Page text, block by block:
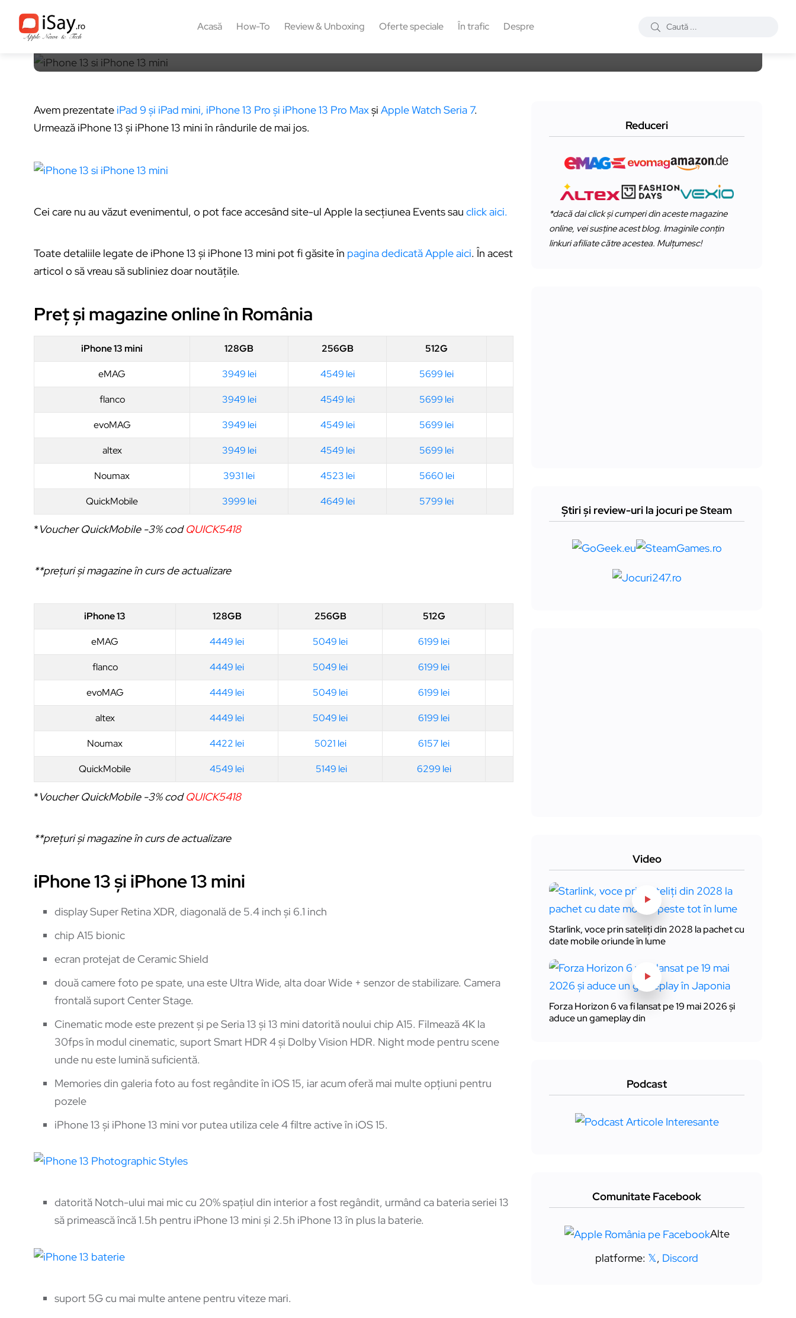
Acasă How-To Review & Unboxing Oferte speciale În trafic Despre
Avem prezentate iPad 9 și iPad mini, iPhone 13 Pro și iPhone 13 Pro Maxși Apple Watch Seria 7.
Urmează iPhone 13 și iPhone 13 mini în rândurile de mai jos.
Cei care nu au văzut evenimentul, o pot face accesând site-ul Apple la secțiunea Events sau click aici.
Toate detaliile legate de iPhone 13 și iPhone 13 mini pot fi găsite în pagina dedicată Apple aici. În acest
articol o să vreau să subliniez doar noutățile.
Preț și magazine online în România
iPhone 13 mini 128GB 256GB 512G
eMAG 3949 lei 4549 lei 5699 lei
flanco 3949 lei 4549 lei 5699 lei
evoMAG 3949 lei 4549 lei 5699 lei
altex 3949 lei 4549 lei 5699 lei
Noumax 3931 lei 4523 lei 5660 lei
QuickMobile 3999 lei 4649 lei 5799 lei
*Voucher QuickMobile -3% codQUICK5418
**prețuri și magazine în curs de actualizare
iPhone 13 128GB 256GB 512G
eMAG 4449 lei 5049 lei 6199 lei
flanco 4449 lei 5049 lei 6199 lei
evoMAG 4449 lei 5049 lei 6199 lei
altex 4449 lei 5049 lei 6199 lei
Noumax 4422 lei 5021 lei 6157 lei
QuickMobile 4549 lei 5149 lei 6299 lei
*Voucher QuickMobile -3% codQUICK5418
**prețuri și magazine în curs de actualizare
iPhone 13 și iPhone 13 mini
display Super Retina XDR, diagonală de 5.4 inch și 6.1 inch
chip A15 bionic
ecran protejat de Ceramic Shield
două camere foto pe spate, una este Ultra Wide, alta doar Wide + senzor de stabilizare. Camera
frontală suport Center Stage.
Cinematic mode este prezent și pe Seria 13 și 13 mini datorită noului chip A15. Filmează 4K la
30fps în modul cinematic, suport Smart HDR 4 și Dolby Vision HDR. Night mode pentru scene
unde nu este lumină suficientă.
Memories din galeria foto au fost regândite în iOS 15, iar acum oferă mai multe opțiuni pentru
pozele
iPhone 13 și iPhone 13 mini vor putea utiliza cele 4 filtre active în iOS 15.
datorită Notch-ului mai mic cu 20% spațiul din interior a fost regândit, urmând ca bateria seriei 13
să primească încă 1.5h pentru iPhone 13 mini și 2.5h iPhone 13 în plus la baterie.
suport 5G cu mai multe antene pentru viteze mari.
Reduceri
*dacă dai click și cumperi din aceste magazine
online, vei susține acest blog. Imaginile conțin
linkuri afiliate către acestea. Mulțumesc!
Știri și review-uri la jocuri pe Steam
Video
Starlink, voce prin sateliți din 2028 la pachet cu
date mobile oriunde în lume
Forza Horizon 6 va fi lansat pe 19 mai 2026 și
aduce un gameplay din
Podcast
Comunitate Facebook
Alte
platforme: 𝕏, Discord